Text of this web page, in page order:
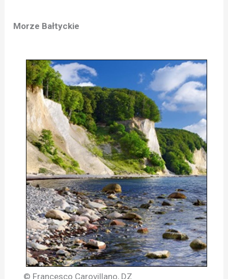
Morze Bałtyckie
© Francesco Carovillano, DZ